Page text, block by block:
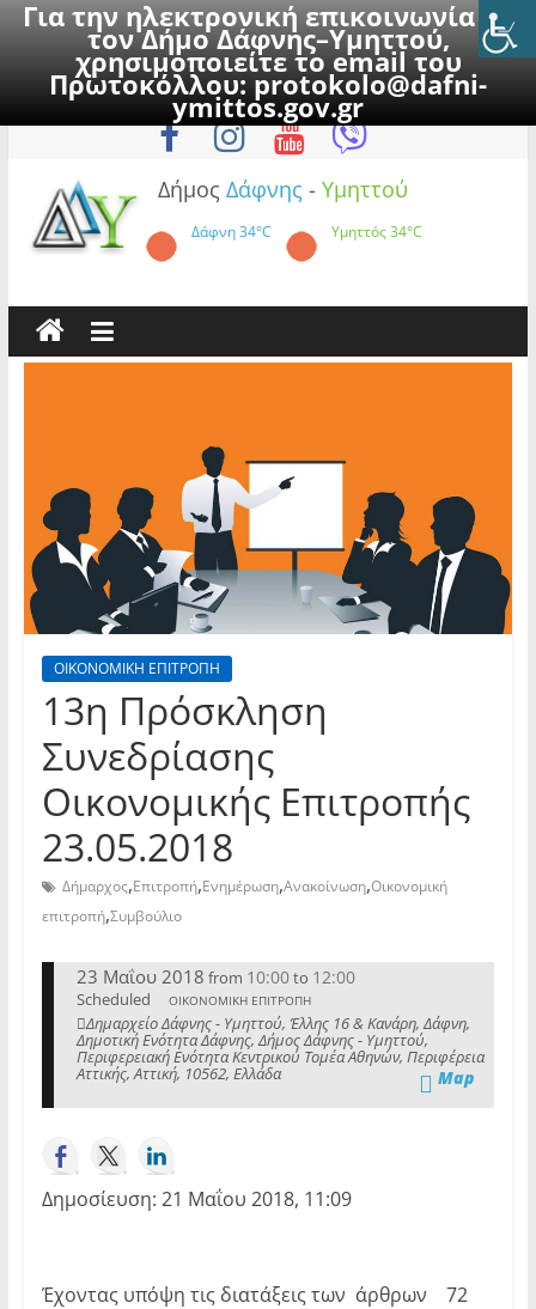
Για την ηλεκτρονική επικοινωνία με
τον Δήμο Δάφνης–Υμηττού,
χρησιμοποιείτε το email του
Πρωτοκόλλου:protokolo@dafni-
ymittos.gov.gr
to
Παρασκευή, 7 Αυγούστου 2026
Δήμος Δάφνης - Υμηττού
Δάφνη34°C Υμηττός34°C
ΟΙΚΟΝΟΜΙΚΗ ΕΠΙΤΡΟΠΗ
13η Πρόσκληση
Συνεδρίασης
Οικονομικής Επιτροπής
23.05.2018
Δήμαρχος,Επιτροπή,Ενημέρωση,Ανακοίνωση,Οικονομική
επιτροπή,Συμβούλιο
23 Μαΐου 2018 from 10:00to 12:00
Scheduled ΟΙΚΟΝΟΜΙΚΗ ΕΠΙΤΡΟΠΗ
Δημαρχείο Δάφνης - Υμηττού, Έλλης 16 & Κανάρη, Δάφνη,
Δημοτική Ενότητα Δάφνης, Δήμος Δάφνης - Υμηττού,
Περιφερειακή Ενότητα Κεντρικού Τομέα Αθηνών, Περιφέρεια
Αττικής, Αττική, 10562, Ελλάδα Map
Δημοσίευση: 21 Μαΐου 2018, 11:09
Έχοντας υπόψη τις διατάξεις των άρθρων 72